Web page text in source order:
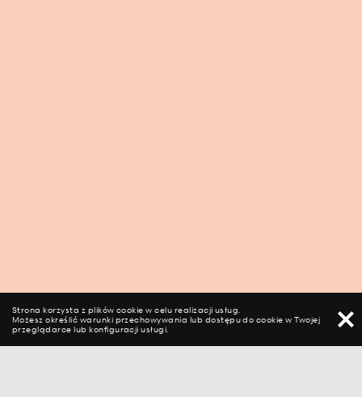
Strona korzysta z plików cookie w celu realizacji usług.
Możesz określić warunki przechowywania lub dostępu do cookie w Twojej
przeglądarce lub konfiguracji usługi.